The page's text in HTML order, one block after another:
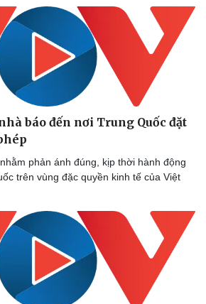
báo đến nơi Trung Quốc đặt
phản ánh đúng, kịp thời hành động
trên vùng đặc quyền kinh tế của Việt